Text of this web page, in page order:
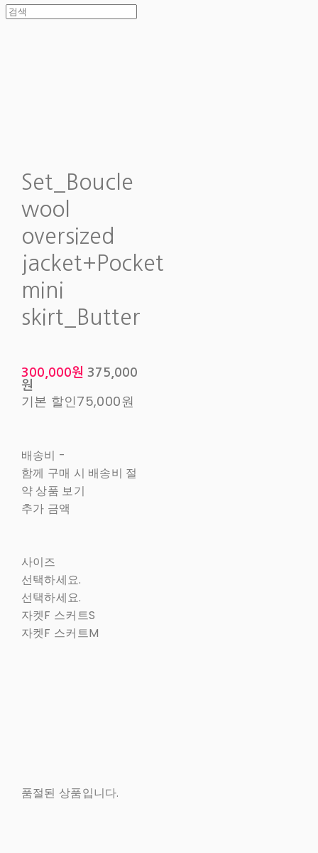
Set_Boucle
wool
oversized
jacket+Pocket
mini
skirt_Butter
300,000원 375,000
원
기본 할인75,000원
배송비 -
함께 구매 시 배송비 절
약 상품 보기
추가 금액
사이즈
선택하세요.
선택하세요.
자켓F 스커트S
자켓F 스커트M
품절된 상품입니다.